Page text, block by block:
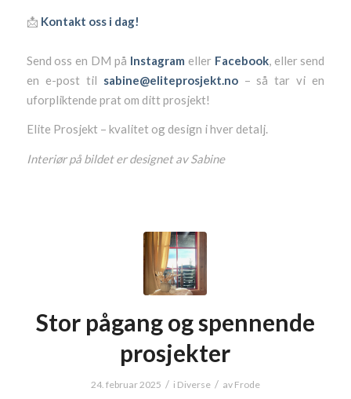
📩 Kontakt oss i dag!
Send oss en DM på Instagram eller Facebook, eller send
en e-post til sabine@eliteprosjekt.no– så tar vi en
uforpliktende prat om ditt prosjekt!
Elite Prosjekt – kvalitet og design i hver detalj.
Interiør på bildet er designet av Sabine
Stor pågang og spennende
prosjekter
24. februar 2025 / i Diverse / av Frode